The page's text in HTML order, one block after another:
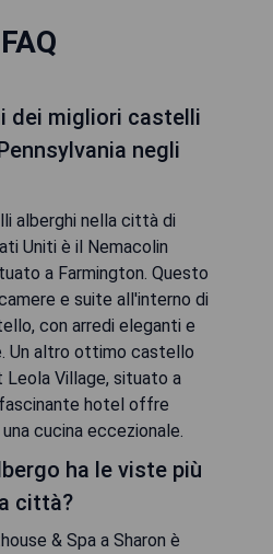
FAQ
dei migliori castelli
negli
alberghi nella città di
Uniti è il Nemacolin
a Farmington. Questo
e suite all'interno di
con arredi eleganti e
Un altro ottimo castello
Leola Village, situato a
hotel offre
cucina eccezionale.
ha le viste più
città?
& Spa a Sharon è